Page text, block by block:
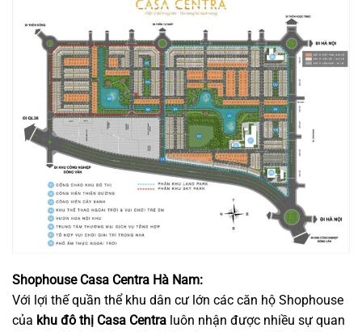
Shophouse Casa Centra Hà Nam:
Với lợi thế quần thể khu dân cư lớn các căn hộ Shophouse
của khu đô thị Casa Centra luôn nhận được nhiều sự quan